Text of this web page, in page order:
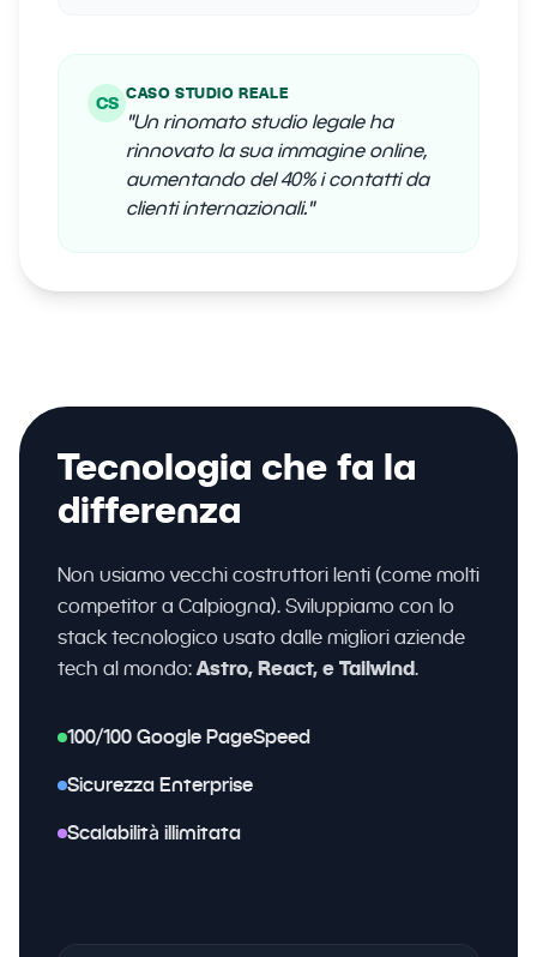
CS
CASO STUDIO REALE
"Un rinomato studio legale ha
rinnovato la sua immagine online,
aumentando del 40% i contatti da
clienti internazionali."
Tecnologia che fa la
differenza
Non usiamo vecchi costruttori lenti (come molti
competitor a Calpiogna). Sviluppiamo con lo
stack tecnologico usato dalle migliori aziende
tech al mondo:Astro, React, e Tailwind.
100/100 Google PageSpeed
Sicurezza Enterprise
Scalabilità illimitata